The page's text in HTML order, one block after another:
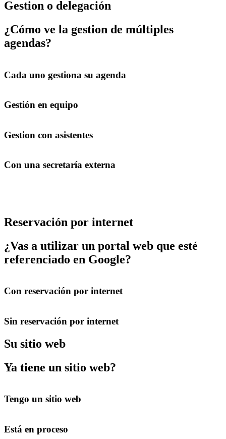
Gestion o delegación
¿Cómo ve la gestion de múltiples
agendas?
Cada uno gestiona su agenda
Gestión en equipo
Gestion con asistentes
Con una secretaría externa
Reservación por internet
¿Vas a utilizar un portal web que esté
referenciado en Google?
Con reservación por internet
Sin reservación por internet
Su sitio web
Ya tiene un sitio web?
Tengo un sitio web
Está en proceso